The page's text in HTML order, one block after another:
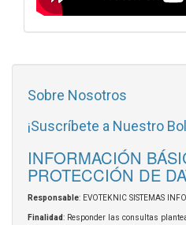
Sobre Nosotros
¡Suscríbete a Nuestro
INFORMACIÓN
PROTECCIÓN DE
Responsable: EVOTEKNIC SISTEMAS
Finalidad: Responder las consultas